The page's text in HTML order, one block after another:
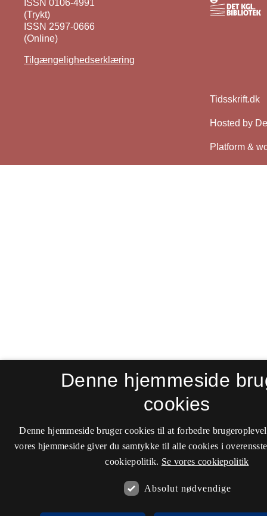
ISSN 0106-4991
(Trykt)
ISSN 2597-0666
(Online)
Tilgængelighedserklæring
Denne hjemmeside
cookies
Denne hjemmeside bruger cookies til at forbedre
vores hjemmeside giver du samtykke til alle cookies i
cookiepolitik. Se vores cookiepolitik
Absolut nødvendige